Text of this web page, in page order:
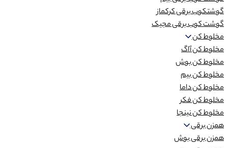
گوشتکوب برقی کرکماز
گوشت کوب برقی مجیک
مخلوط کن
مخلوط کن آاگ
مخلوط کن بوش
مخلوط کن بیم
مخلوط کن داما
مخلوط کن فکر
مخلوط کن نینجا
همزن برقی
همزن برقی بوش